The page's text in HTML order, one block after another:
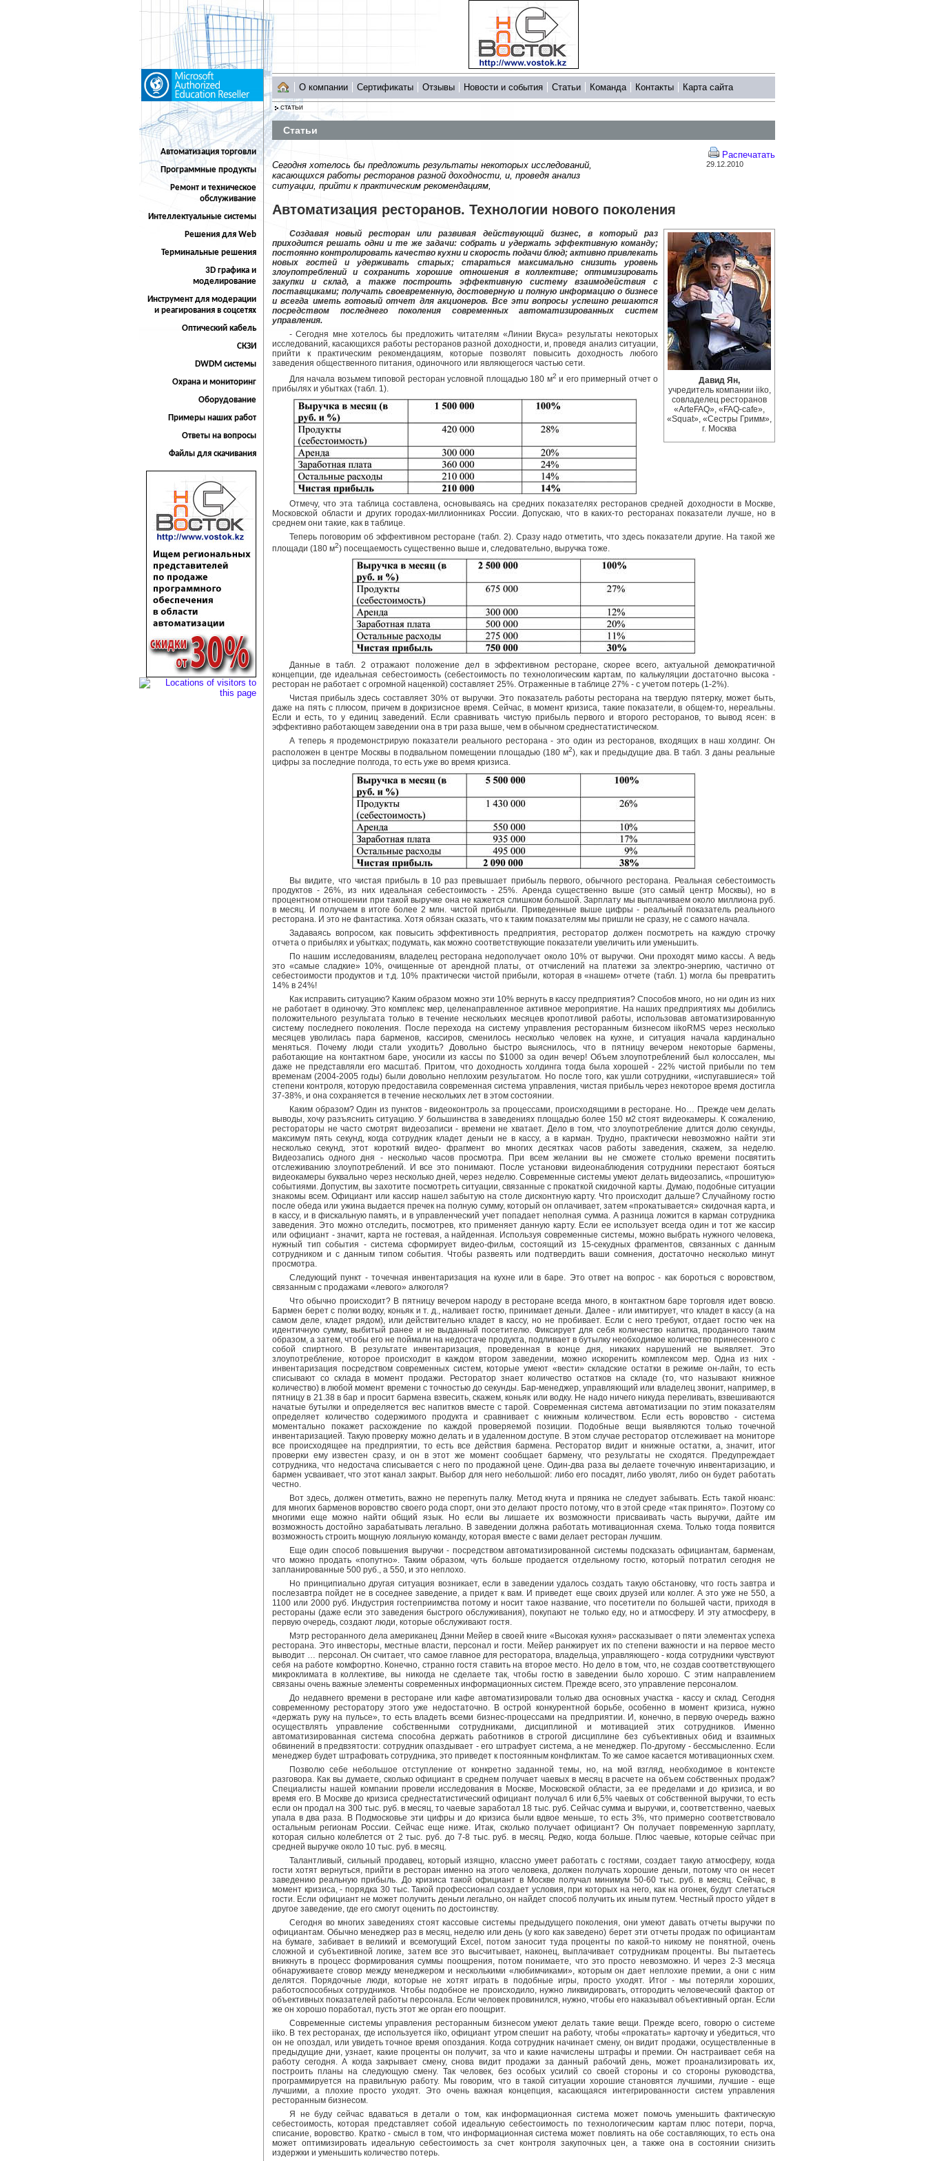
Автоматизация торговли
Программные продукты
Ремонт и техническое
обслуживание
Интеллектуальные системы
Решения для Web
Терминальные решения
3D графика и
моделирование
Инструмент для модерации
и реагирования в соцсетях
Оптический кабель
СКЗИ
DWDM системы
Охрана и мониторинг
Оборудование
Примеры наших работ
Ответы на вопросы
Файлы для скачивания
О компании Сертификаты Отзывы Новости и события Статьи Команда Контакты Карта сайта
СТАТЬИ
Статьи
Распечатать
29.12.2010
Сегодня хотелось бы предложить результаты некоторых исследований,
касающихся работы ресторанов разной доходности, и, проведя анализ
ситуации, прийти к практическим рекомендациям,
Автоматизация ресторанов. Технологии нового поколения
Давид Ян,
учредитель компании iiko,
совладелец ресторанов
«ArteFAQ», «FAQ-cafe»,
«Squat», «Сестры Гримм»,
г. Москва
Создавая новый ресторан или развивая действующий бизнес, в который раз
приходится решать одни и те же задачи: собрать и удержать эффективную команду;
постоянно контролировать качество кухни и скорость подачи блюд; активно привлекать
новых гостей и удерживать старых; стараться максимально снизить уровень
злоупотреблений и сохранить хорошие отношения в коллективе; оптимизировать
закупки и склад, а также построить эффективную систему взаимодействия с
поставщиками; получать своевременную, достоверную и полную информацию о бизнесе
и всегда иметь готовый отчет для акционеров. Все эти вопросы успешно решаются
посредством последнего поколения современных автоматизированных систем
управления.
- Сегодня мне хотелось бы предложить читателям «Линии Вкуса» результаты некоторых
исследований, касающихся работы ресторанов разной доходности, и, проведя анализ ситуации,
прийти к практическим рекомендациям, которые позволят повысить доходность любого
заведения общественного питания, одиночного или являющегося частью сети.
Для начала возьмем типовой ресторан условной площадью 180 м2 и его примерный отчет о
прибылях и убытках (табл. 1).
Отмечу, что эта таблица составлена, основываясь на средних показателях ресторанов средней доходности в Москве,
Московской области и других городах-миллионниках России. Допускаю, что в каких-то ресторанах показатели лучше, но в
среднем они такие, как в таблице.
Теперь поговорим об эффективном ресторане (табл. 2). Сразу надо отметить, что здесь показатели другие. На такой же
площади (180 м2) посещаемость существенно выше и, следовательно, выручка тоже.
Данные в табл. 2 отражают положение дел в эффективном ресторане, скорее всего, актуальной демократичной
концепции, где идеальная себестоимость (себестоимость по технологическим картам, по калькуляции достаточно высока -
ресторан не работает с огромной наценкой) составляет 25%. Отраженные в таблице 27% - с учетом потерь (1-2%).
Чистая прибыль здесь составляет 30% от выручки. Это показатель работы ресторана на твердую пятерку, может быть,
даже на пять с плюсом, причем в докризисное время. Сейчас, в момент кризиса, такие показатели, в общем-то, нереальны.
Если и есть, то у единиц заведений. Если сравнивать чистую прибыль первого и второго ресторанов, то вывод ясен: в
эффективно работающем заведении она в три раза выше, чем в обычном среднестатистическом.
А теперь я продемонстрирую показатели реального ресторана - это один из ресторанов, входящих в наш холдинг. Он
расположен в центре Москвы в подвальном помещении площадью (180 м2), как и предыдущие два. В табл. 3 даны реальные
цифры за последние полгода, то есть уже во время кризиса.
Вы видите, что чистая прибыль в 10 раз превышает прибыль первого, обычного ресторана. Реальная себестоимость
продуктов - 26%, из них идеальная себестоимость - 25%. Аренда существенно выше (это самый центр Москвы), но в
процентном отношении при такой выручке она не кажется слишком большой. Зарплату мы выплачиваем около миллиона руб.
в месяц. И получаем в итоге более 2 млн. чистой прибыли. Приведенные выше цифры - реальный показатель реального
ресторана. И это не фантастика. Хотя обязан сказать, что к таким показателям мы пришли не сразу, не с самого начала.
Задаваясь вопросом, как повысить эффективность предприятия, ресторатор должен посмотреть на каждую строчку
отчета о прибылях и убытках; подумать, как можно соответствующие показатели увеличить или уменьшить.
По нашим исследованиям, владелец ресторана недополучает около 10% от выручки. Они проходят мимо кассы. А ведь
это «самые сладкие» 10%, очищенные от арендной платы, от отчислений на платежи за электро-энергию, частично от
себестоимости продуктов и т.д. 10% практически чистой прибыли, которая в «нашем» отчете (табл. 1) могла бы превратить
14% в 24%!
Как исправить ситуацию? Каким образом можно эти 10% вернуть в кассу предприятия? Способов много, но ни один из них
не работает в одиночку. Это комплекс мер, целенаправленное активное мероприятие. На наших предприятиях мы добились
положительного результата только в течение нескольких месяцев кропотливой работы, использовав автоматизированную
систему последнего поколения. После перехода на систему управления ресторанным бизнесом iikoRMS через несколько
месяцев уволилась пара барменов, кассиров, сменилось несколько человек на кухне, и ситуация начала кардинально
меняться. Почему люди стали уходить? Довольно быстро выяснилось, что в пятницу вечером некоторые бармены,
работающие на контактном баре, уносили из кассы по $1000 за один вечер! Объем злоупотреблений был колоссален, мы
даже не представляли его масштаб. Притом, что доходность холдинга тогда была хорошей - 22% чистой прибыли по тем
временам (2004-2005 годы) были довольно неплохим результатом. Но после того, как ушли сотрудники, «испугавшиеся» той
степени контроля, которую предоставила современная система управления, чистая прибыль через некоторое время достигла
37-38%, и она сохраняется в течение нескольких лет в этом состоянии.
Каким образом? Один из пунктов - видеоконтроль за процессами, происходящими в ресторане. Но… Прежде чем делать
выводы, хочу разъяснить ситуацию. У большинства в заведениях площадью более 150 м2 стоят видеокамеры. К сожалению,
рестораторы не часто смотрят видеозаписи - времени не хватает. Дело в том, что злоупотребление длится долю секунды,
максимум пять секунд, когда сотрудник кладет деньги не в кассу, а в карман. Трудно, практически невозможно найти эти
несколько секунд, этот короткий видео- фрагмент во многих десятках часов работы заведения, скажем, за неделю.
Видеозапись одного дня - несколько часов просмотра. При всем желании вы не сможете столько времени посвятить
отслеживанию злоупотреблений. И все это понимают. После установки видеонаблюдения сотрудники перестают бояться
видеокамеры буквально через несколько дней, через неделю. Современные системы умеют делать видеозапись, «прошитую»
событиями. Допустим, вы захотите посмотреть ситуации, связанные с прокаткой скидочной карты. Думаю, подобные ситуации
знакомы всем. Официант или кассир нашел забытую на столе дисконтную карту. Что происходит дальше? Случайному гостю
после обеда или ужина выдается пречек на полную сумму, который он оплачивает, затем «прокатывается» скидочная карта, и
в кассу, и в фискальную память, и в управленческий учет попадает неполная сумма. А разница ложится в карман сотрудника
заведения. Это можно отследить, посмотрев, кто применяет данную карту. Если ее использует всегда один и тот же кассир
или официант - значит, карта не гостевая, а найденная. Используя современные системы, можно выбрать нужного человека,
нужный тип события - система сформирует видео-фильм, состоящий из 15-секудных фрагментов, связанных с данным
сотрудником и с данным типом события. Чтобы развеять или подтвердить ваши сомнения, достаточно несколько минут
просмотра.
Следующий пункт - точечная инвентаризация на кухне или в баре. Это ответ на вопрос - как бороться с воровством,
связанным с продажами «левого» алкоголя?
Что обычно происходит? В пятницу вечером народу в ресторане всегда много, в контактном баре торговля идет вовсю.
Бармен берет с полки водку, коньяк и т. д., наливает гостю, принимает деньги. Далее - или имитирует, что кладет в кассу (а на
самом деле, кладет рядом), или действительно кладет в кассу, но не пробивает. Если с него требуют, отдает гостю чек на
идентичную сумму, выбитый ранее и не выданный посетителю. Фиксирует для себя количество напитка, проданного таким
образом, а затем, чтобы его не поймали на недостаче продукта, подливает в бутылку необходимое количество принесенного с
собой спиртного. В результате инвентаризация, проведенная в конце дня, никаких нарушений не выявляет. Это
злоупотребление, которое происходит в каждом втором заведении, можно искоренить комплексом мер. Одна из них -
инвентаризация посредством современных систем, которые умеют «вести» складские остатки в режиме он-лайн, то есть
списывают со склада в момент продажи. Ресторатор знает количество остатков на складе (то, что называют книжное
количество) в любой момент времени с точностью до секунды. Бар-менеджер, управляющий или владелец звонит, например, в
пятницу в 21.38 в бар и просит бармена взвесить, скажем, коньяк или водку. Не надо ничего никуда переливать, взвешиваются
начатые бутылки и определяется вес напитков вместе с тарой. Современная система автоматизации по этим показателям
определяет количество содержимого продукта и сравнивает с книжным количеством. Если есть воровство - система
моментально покажет расхождение по каждой проверяемой позиции. Подобные вещи выявляются только точечной
инвентаризацией. Такую проверку можно делать и в удаленном доступе. В этом случае ресторатор отслеживает на мониторе
все происходящее на предприятии, то есть все действия бармена. Ресторатор видит и книжные остатки, а, значит, итог
проверки ему известен сразу, и он в этот же момент сообщает бармену, что результаты не сходятся. Предупреждает
сотрудника, что недостача списывается с него по продажной цене. Один-два раза вы делаете точечную инвентаризацию, и
бармен усваивает, что этот канал закрыт. Выбор для него небольшой: либо его посадят, либо уволят, либо он будет работать
честно.
Вот здесь, должен отметить, важно не перегнуть палку. Метод кнута и пряника не следует забывать. Есть такой нюанс:
для многих барменов воровство своего рода спорт, они это делают просто потому, что в этой среде «так принято». Поэтому со
многими еще можно найти общий язык. Но если вы лишаете их возможности присваивать часть выручки, дайте им
возможность достойно зарабатывать легально. В заведении должна работать мотивационная схема. Только тогда появится
возможность строить мощную лояльную команду, которая вместе с вами делает ресторан лучшим.
Еще один способ повышения выручки - посредством автоматизированной системы подсказать официантам, барменам,
что можно продать «попутно». Таким образом, чуть больше продается отдельному гостю, который потратил сегодня не
запланированные 500 руб., а 550, и это неплохо.
Но принципиально другая ситуация возникает, если в заведении удалось создать такую обстановку, что гость завтра и
послезавтра пойдет не в соседнее заведение, а придет к вам. И приведет еще своих друзей или коллег. А это уже не 550, а
1100 или 2000 руб. Индустрия гостеприимства потому и носит такое название, что посетители по большей части, приходя в
рестораны (даже если это заведения быстрого обслуживания), покупают не только еду, но и атмосферу. И эту атмосферу, в
первую очередь, создают люди, которые обслуживают гостя.
Мэтр ресторанного дела американец Дэнни Мейер в своей книге «Высокая кухня» рассказывает о пяти элементах успеха
ресторана. Это инвесторы, местные власти, персонал и гости. Мейер ранжирует их по степени важности и на первое место
выводит … персонал. Он считает, что самое главное для ресторатора, владельца, управляющего - когда сотрудники чувствуют
себя на работе комфортно. Конечно, странно гостя ставить на второе место. Но дело в том, что, не создав соответствующего
микроклимата в коллективе, вы никогда не сделаете так, чтобы гостю в заведении было хорошо. С этим направлением
связаны очень важные элементы современных информационных систем. Прежде всего, это управление персоналом.
До недавнего времени в ресторане или кафе автоматизировали только два основных участка - кассу и склад. Сегодня
современному ресторатору этого уже недостаточно. В острой конкурентной борьбе, особенно в момент кризиса, нужно
«держать руку на пульсе», то есть владеть всеми бизнес-процессами на предприятии. И, конечно, в первую очередь важно
осуществлять управление собственными сотрудниками, дисциплиной и мотивацией этих сотрудников. Именно
автоматизированная система способна держать работников в строгой дисциплине без субъективных обид и взаимных
обвинений в предвзятости: сотрудник опаздывает - его штрафует система, а не менеджер. По-другому - бессмысленно. Если
менеджер будет штрафовать сотрудника, это приведет к постоянным конфликтам. То же самое касается мотивационных схем.
Позволю себе небольшое отступление от конкретно заданной темы, но, на мой взгляд, необходимое в контексте
разговора. Как вы думаете, сколько официант в среднем получает чаевых в месяц в расчете на объем собственных продаж?
Специалисты нашей компании провели исследования в Москве, Московской области, за ее пределами и до кризиса, и во
время его. В Москве до кризиса среднестатистический официант получал 6 или 6,5% чаевых от собственной выручки, то есть
если он продал на 300 тыс. руб. в месяц, то чаевые заработал 18 тыс. руб. Сейчас сумма и выручки, и, соответственно, чаевых
упала в два раза. В Подмосковье эти цифры и до кризиса были вдвое меньше, то есть 3%, что примерно соответствовало
остальным регионам России. Сейчас еще ниже. Итак, сколько получает официант? Он получает повременную зарплату,
которая сильно колеблется от 2 тыс. руб. до 7-8 тыс. руб. в месяц. Редко, когда больше. Плюс чаевые, которые сейчас при
средней выручке около 10 тыс. руб. в месяц.
Талантливый, сильный продавец, который изящно, классно умеет работать с гостями, создает такую атмосферу, когда
гости хотят вернуться, прийти в ресторан именно на этого человека, должен получать хорошие деньги, потому что он несет
заведению реальную прибыль. До кризиса такой официант в Москве получал минимум 50-60 тыс. руб. в месяц. Сейчас, в
момент кризиса, - порядка 30 тыс. Такой профессионал создает условия, при которых на него, как на огонек, будут слетаться
гости. Если официант не может получить деньги легально, он найдет способ получить их иным путем. Честный просто уйдет в
другое заведение, где его смогут оценить по достоинству.
Сегодня во многих заведениях стоят кассовые системы предыдущего поколения, они умеют давать отчеты выручки по
официантам. Обычно менеджер раз в месяц, неделю или день (у кого как заведено) берет эти отчеты продаж по официантам
на бумаге, забивает в великий и всемогущий Excel, потом заносит туда проценты по какой-то никому не понятной, очень
сложной и субъективной логике, затем все это высчитывает, наконец, выплачивает сотрудникам проценты. Вы пытаетесь
вникнуть в процесс формирования суммы поощрения, потом понимаете, что это просто невозможно. И через 2-3 месяца
обнаруживаете сговор между менеджером и несколькими «любимчиками», которым он дает неплохие премии, а они с ним
делятся. Порядочные люди, которые не хотят играть в подобные игры, просто уходят. Итог - мы потеряли хороших,
работоспособных сотрудников. Чтобы подобное не происходило, нужно ликвидировать, отгородить человеческий фактор от
объективных показателей работы персонала. Если человек провинился, нужно, чтобы его наказывал объективный орган. Если
же он хорошо поработал, пусть этот же орган его поощрит.
Современные системы управления ресторанным бизнесом умеют делать такие вещи. Прежде всего, говорю о системе
iiko. В тех ресторанах, где используется iiko, официант утром спешит на работу, чтобы «прокатать» карточку и убедиться, что
он не опоздал, или увидеть точное время опоздания. Когда сотрудник начинает смену, он видит продажи, осуществленные в
предыдущие дни, узнает, какие проценты он получит, за что и какие начислены штрафы и премии. Он настраивает себя на
работу сегодня. А когда закрывает смену, снова видит продажи за данный рабочий день, может проанализировать их,
построить планы на следующую смену. Так человек, без особых усилий со своей стороны и со стороны руководства,
программируется на правильную работу. Мы говорим, что в такой ситуации хорошие становятся лучшими, лучшие - еще
лучшими, а плохие просто уходят. Это очень важная концепция, касающаяся интегрированности систем управления
ресторанным бизнесом.
Я не буду сейчас вдаваться в детали о том, как информационная система может помочь уменьшить фактическую
себестоимость, которая представляет собой идеальную себестоимость по технологическим картам плюс потери, порча,
списание, воровство. Кратко - смысл в том, что информационная система может повлиять на обе составляющих, то есть она
может оптимизировать идеальную себестоимость за счет контроля закупочных цен, а также она в состоянии снизить
издержки и уменьшить количество потерь.